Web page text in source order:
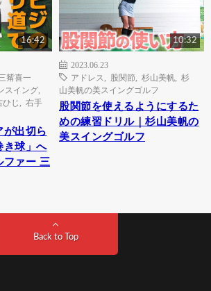
16:42
觜喜一
スイング
ひじ
右手
が出切ら
き球」へ
ファー 三
10:32
2023.06.23
アドレス
股関節 杉山美帆
杉
山美帆の美スイングゴルフ
股関節を使えるようにするた
めの練習ドリル｜杉山美帆の
美スイングゴルフ
Back to Top